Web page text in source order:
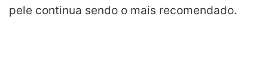
pele continua sendo o mais recomendado.